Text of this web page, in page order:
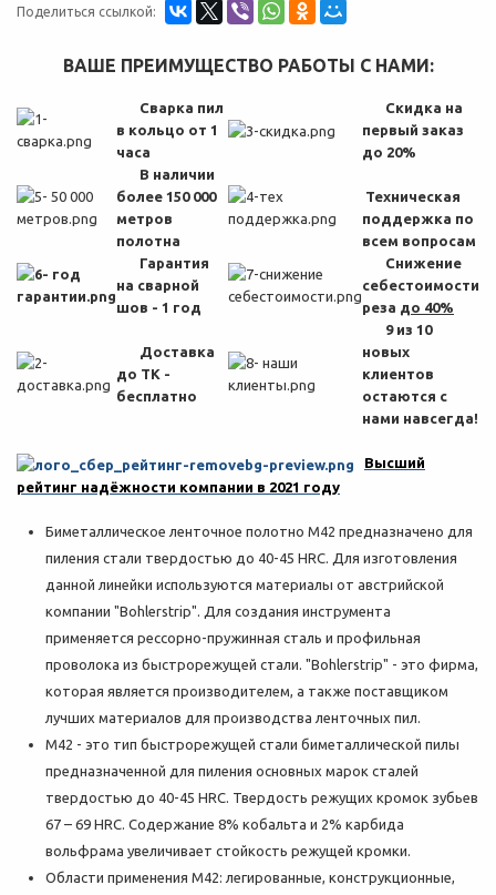
Поделиться ссылкой:
ВАШЕ ПРЕИМУЩЕСТВО РАБОТЫ С НАМИ:
Сварка пил
в кольцо от 1
часа
Скидка на
первый заказ
до 20%
В наличии
более 150 000
метров
полотна
Техническая
поддержка по
всем вопросам
Гарантия
на сварной
шов - 1 год
Снижение
себестоимости
реза до 40%
Доставка
до ТК -
бесплатно
9 из 10
новых
клиентов
остаются с
нами навсегда!
Высший
рейтинг надёжности компании в 2021 году
Биметаллическое ленточное полотно M42 предназначено для
пиления стали твердостью до 40-45 HRC. Для изготовления
данной линейки используются материалы от австрийской
компании "Bohlerstrip". Для создания инструмента
применяется рессорно-пружинная сталь и профильная
проволока из быстрорежущей стали. "Bohlerstrip" - это фирма,
которая является производителем, а также поставщиком
лучших материалов для производства ленточных пил.
M42 - это тип быстрорежущей стали биметаллической пилы
предназначенной для пиления основных марок сталей
твердостью до 40-45 HRC. Твердость режущих кромок зубьев
67 – 69 HRC. Содержание 8% кобальта и 2% карбида
вольфрама увеличивает стойкость режущей кромки.
Области применения М42: легированные, конструкционные,